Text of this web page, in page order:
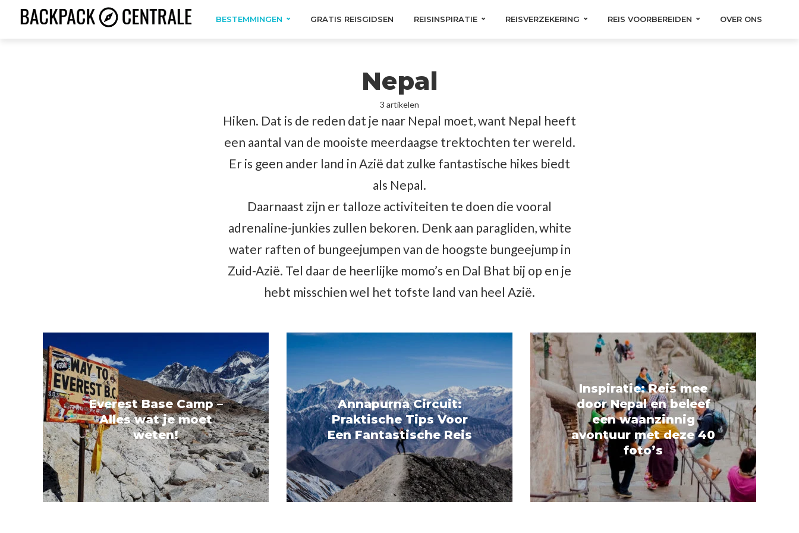
BESTEMMINGEN GRATIS REISGIDSEN REISINSPIRATIE REISVERZEKERING REIS VOORBEREIDEN OVER ONS
Nepal
3 artikelen
Hiken. Dat is de reden dat je naar Nepal moet, want Nepal heeft
een aantal van de mooiste meerdaagse trektochten ter wereld.
Er is geen ander land in Azië dat zulke fantastische hikes biedt
als Nepal.
Daarnaast zijn er talloze activiteiten te doen die vooral
adrenaline-junkies zullen bekoren. Denk aan paragliden, white
water raften of bungeejumpen van de hoogste bungeejump in
Zuid-Azië. Tel daar de heerlijke momo’s en Dal Bhat bij op en je
hebt misschien wel het tofste land van heel Azië.
Everest Base Camp –
Alles wat je moet
weten!
Annapurna Circuit:
Praktische Tips Voor
Een Fantastische Reis
Inspiratie: Reis mee
door Nepal en beleef
een waanzinnig
avontuur met deze 40
foto’s